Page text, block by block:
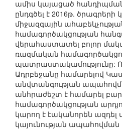
ամիս կայացած հանդիպման
ընդգծել է 2016թ.
միջազգային
համագործակցության
վերահաստատել բոլոր
ռազմական
պատրաստակամությունը:
Ադրբեջանը համարելով
անվտանգության
անհրաժեշտ է համարել
համագործակցության
կարող է էականորեն
կայունության ապահովման